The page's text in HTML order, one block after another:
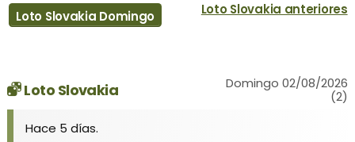
Loto Slovakia Domingo Loto Slovakia anteriores
Loto Slovakia
Domingo 02/08/2026
(2)
Hace 5 días.